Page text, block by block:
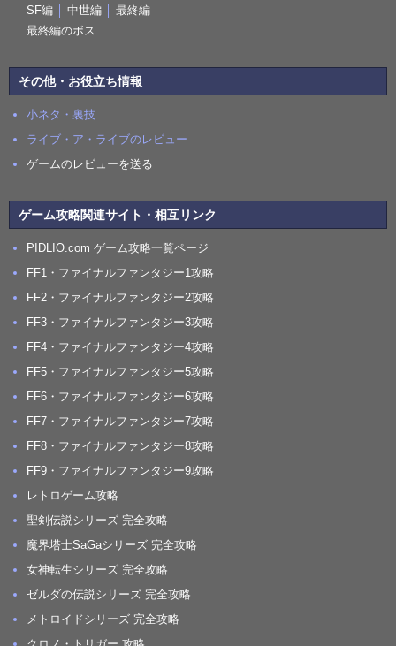
SF編
中世編
最終編
最終編のボス
その他・お役立ち情報
小ネタ・裏技
ライブ・ア・ライブのレビュー
ゲームのレビューを送る
ゲーム攻略関連サイト・相互リンク
PIDLIO.com ゲーム攻略一覧ページ
FF1・ファイナルファンタジー1攻略
FF2・ファイナルファンタジー2攻略
FF3・ファイナルファンタジー3攻略
FF4・ファイナルファンタジー4攻略
FF5・ファイナルファンタジー5攻略
FF6・ファイナルファンタジー6攻略
FF7・ファイナルファンタジー7攻略
FF8・ファイナルファンタジー8攻略
FF9・ファイナルファンタジー9攻略
レトロゲーム攻略
聖剣伝説シリーズ 完全攻略
魔界塔士SaGaシリーズ 完全攻略
女神転生シリーズ 完全攻略
ゼルダの伝説シリーズ 完全攻略
メトロイドシリーズ 完全攻略